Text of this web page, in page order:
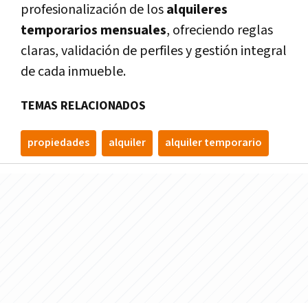
profesionalización de losalquileres
temporarios mensuales, ofreciendo reglas
claras, validación de perfiles y gestión integral
de cada inmueble.
TEMAS RELACIONADOS
propiedades alquiler alquiler temporario